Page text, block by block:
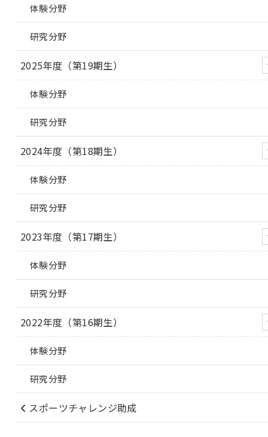
体験分野
研究分野
2025年度（第19期生）
体験分野
研究分野
2024年度（第18期生）
体験分野
研究分野
2023年度（第17期生）
体験分野
研究分野
2022年度（第16期生）
体験分野
研究分野
スポーツチャレンジ助成